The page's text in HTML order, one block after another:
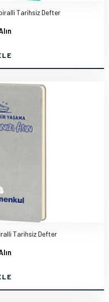
Tarihsiz Defter
Tarihsiz Defter